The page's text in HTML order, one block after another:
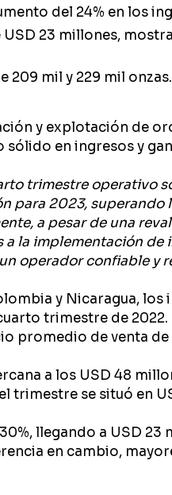
del 24% en los
23 millones,
209 mil y 229 mil onzas.
y explotación de
en ingresos y
trimestre operativo
2023,
a pesar de una
la implementación
operador confiable y
y Nicaragua,
trimestre de
promedio de venta
a los USD 48
se situó en
llegando a USD 23
en cambio,